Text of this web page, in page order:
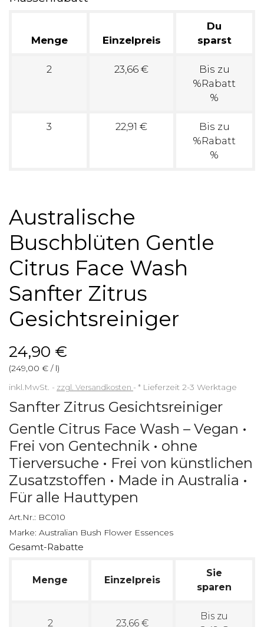
Menge Einzelpreis
Du
sparst
2 23,66 €
Bis zu
%Rabatt
%
3 22,91 €
Bis zu
%Rabatt
%
Australische
Buschblüten Gentle
Citrus Face Wash
Sanfter Zitrus
Gesichtsreiniger
24,90 €
(249,00 € / l)
inkl.MwSt.
zzgl. Versandkosten * Lieferzeit 2-3 Werktage
Sanfter Zitrus Gesichtsreiniger
Gentle Citrus Face Wash – Vegan •
Frei von Gentechnik • ohne
Tierversuche • Frei von künstlichen
Zusatzstoffen • Made in Australia •
Für alle Hauttypen
Art.Nr.: BC010
Marke: Australian Bush Flower Essences
Gesamt-Rabatte
Menge Einzelpreis
Sie
sparen
2 23,66 €
Bis zu